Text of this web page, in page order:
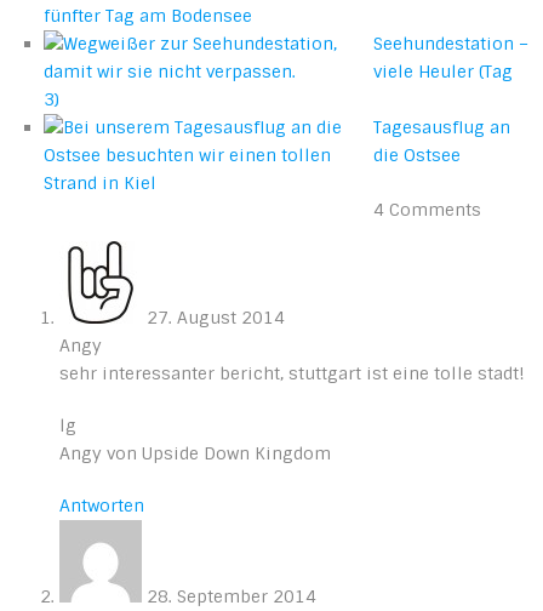
fünfter Tag am Bodensee
Seehundestation –
viele Heuler (Tag
3)
Tagesausflug an
die Ostsee
4 Comments
27. August 2014
Angy
sehr interessanter bericht, stuttgart ist eine tolle stadt!
lg
Angy von Upside Down Kingdom
Antworten
28. September 2014